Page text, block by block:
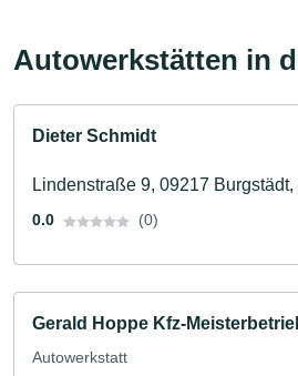
Autowerkstätten in
Dieter Schmidt
Lindenstraße 9, 09217
0.0 (0)
Gerald Hoppe Kfz-
Autowerkstatt